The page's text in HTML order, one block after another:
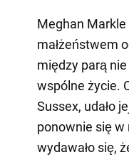
Meghan
małżeństwem
między parą nie
wspólne życie.
Sussex, udało
ponownie się w
wydawało się,